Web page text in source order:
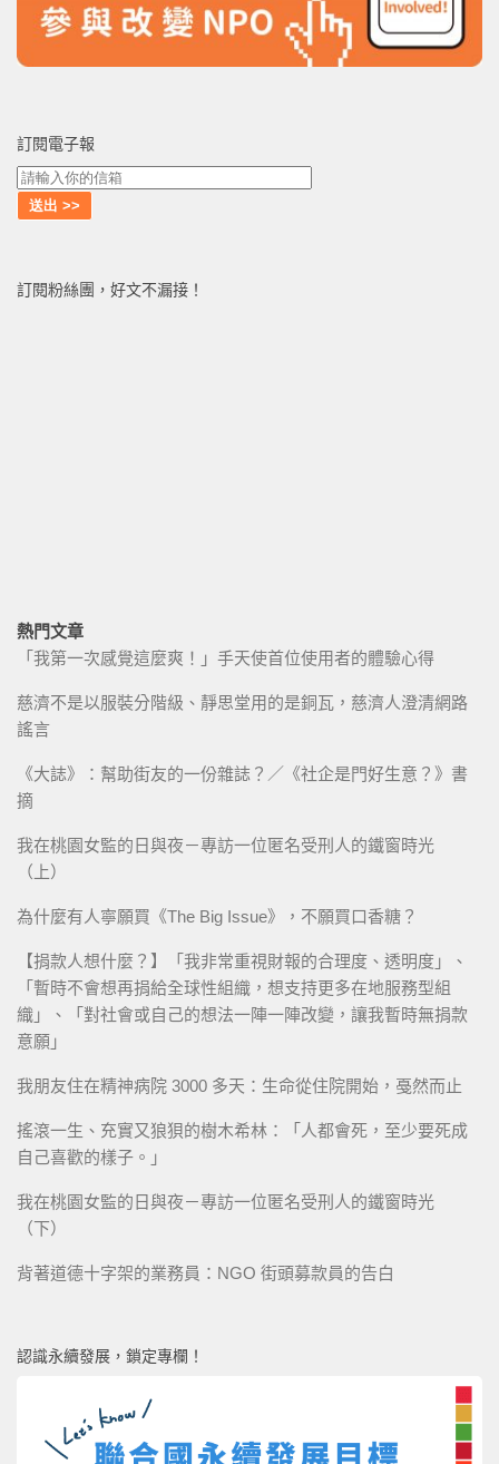
訂閱電子報
訂閱粉絲團，好文不漏接！
熱門文章
「我第一次感覺這麼爽！」手天使首位使用者的體驗心得
慈濟不是以服裝分階級、靜思堂用的是銅瓦，慈濟人澄清網路
謠言
《大誌》：幫助街友的一份雜誌？／《社企是門好生意？》書
摘
我在桃園女監的日與夜－專訪一位匿名受刑人的鐵窗時光
（上）
為什麼有人寧願買《The Big Issue》，不願買口香糖？
【捐款人想什麼？】「我非常重視財報的合理度、透明度」、
「暫時不會想再捐給全球性組織，想支持更多在地服務型組
織」、「對社會或自己的想法一陣一陣改變，讓我暫時無捐款
意願」
我朋友住在精神病院 3000 多天：生命從住院開始，戞然而止
搖滾一生、充實又狼狽的樹木希林：「人都會死，至少要死成
自己喜歡的樣子。」
我在桃園女監的日與夜－專訪一位匿名受刑人的鐵窗時光
（下）
背著道德十字架的業務員：NGO 街頭募款員的告白
認識永續發展，鎖定專欄！